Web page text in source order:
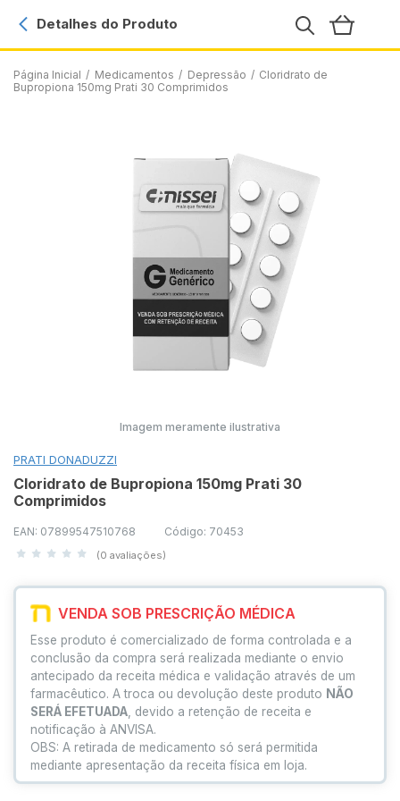
Página Inicial / Medicamentos / Depressão / Cloridrato de
Bupropiona 150mg Prati 30 Comprimidos
Detalhes do Produto
Imagem meramente ilustrativa
PRATI DONADUZZI
Cloridrato de Bupropiona 150mg Prati 30
Comprimidos
EAN: 07899547510768 Código: 70453
(0 avaliações)
VENDA SOB PRESCRIÇÃO MÉDICA
Esse produto é comercializado de forma controlada e a
conclusão da compra será realizada mediante o envio
antecipado da receita médica e validação através de um
farmacêutico. A troca ou devolução deste produto NÃO
SERÁ EFETUADA , devido a retenção de receita e
notificação à ANVISA.
OBS: A retirada de medicamento só será permitida
mediante apresentação da receita física em loja.